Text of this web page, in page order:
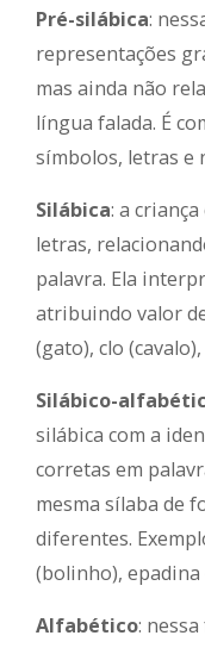
Pré-silábica:
representações
mas ainda não
língua falada. É
símbolos, letras e
Silábica: a
letras,
palavra. Ela
atribuindo valor
(gato), clo
Silábico-
silábica com a
corretas em
mesma sílaba de
diferentes.
(bolinho), epadina
Alfabético: